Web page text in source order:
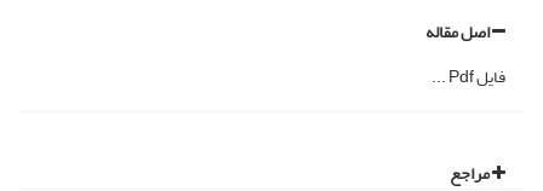
اصل مقاله
فایل Pdf ...
مراجع